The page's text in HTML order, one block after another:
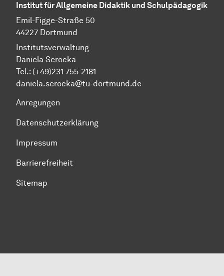
Institut für Allgemeine Didaktik und Schulpädagogik
Emil-Figge-Straße 50
44227 Dortmund
Institutsverwaltung
Daniela Serocka
Tel.: (+49)231 755-2181
​​​​​​​daniela.serocka@tu-dortmund.de
Anregungen
Datenschutzerklärung
Impressum
Barrierefreiheit
Sitemap